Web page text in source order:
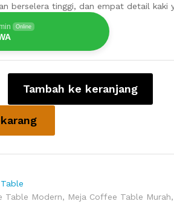
berselera tinggi, dan empat detail kaki
Online
Tambah ke keranjang
Table Modern, Meja Coffee Table Murah,